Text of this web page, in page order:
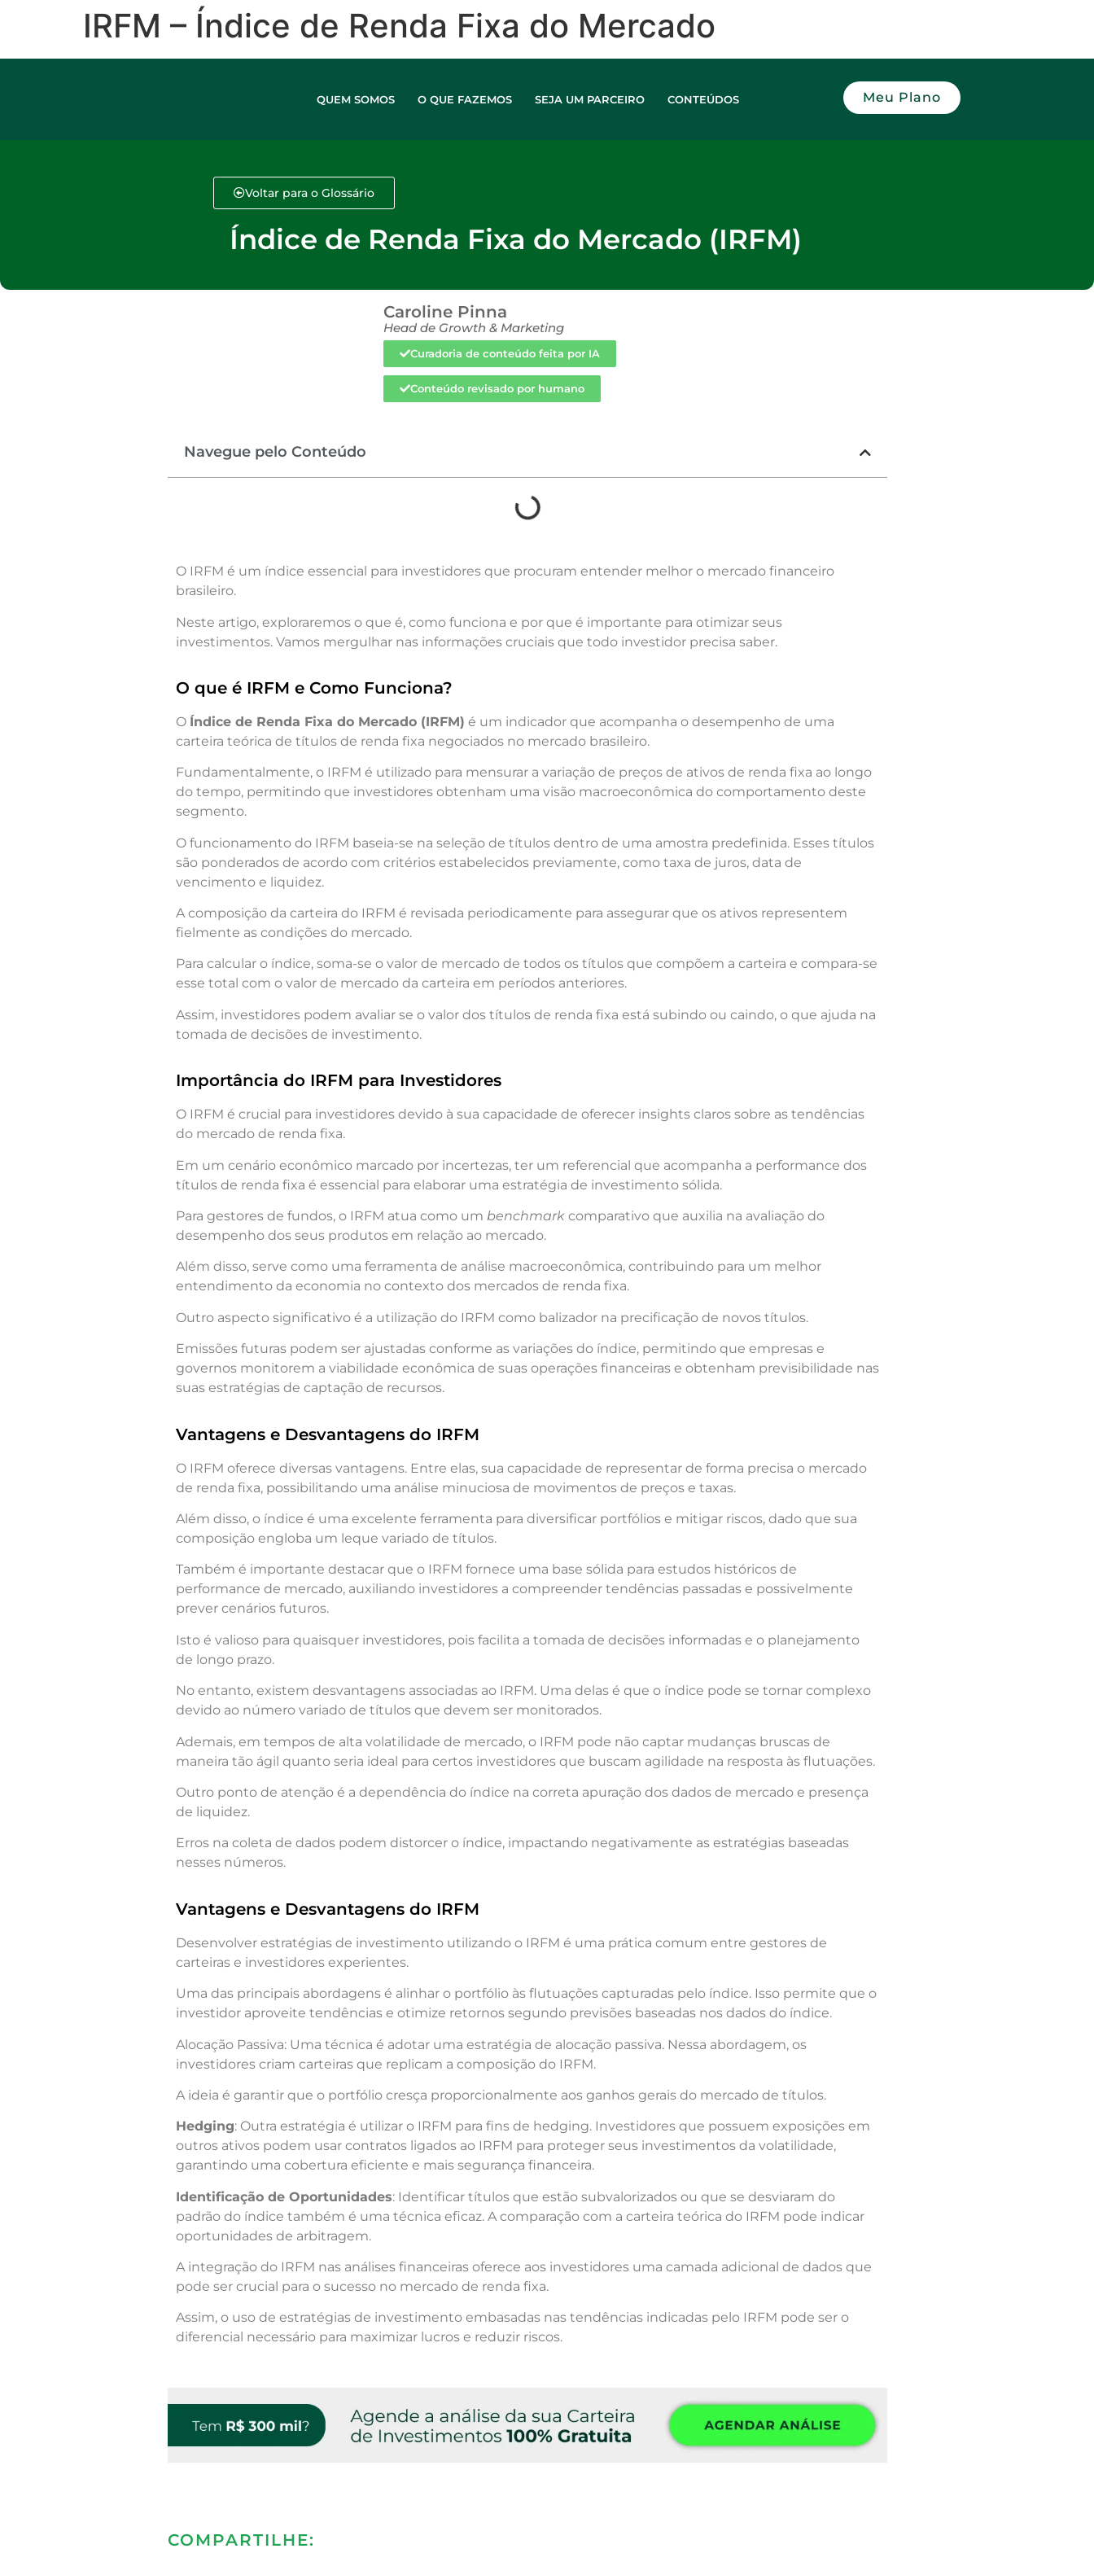
IRFM​ – Índice de Renda Fixa do Mercado
QUEM SOMOS O QUE FAZEMOS SEJA UM PARCEIRO CONTEÚDOS Meu Plano
Voltar para o Glossário
Índice de Renda Fixa do Mercado (IRFM)
Caroline Pinna
Head de Growth & Marketing
Curadoria de conteúdo feita por IA
Conteúdo revisado por humano
Navegue pelo Conteúdo
O IRFM é um índice essencial para investidores que procuram entender melhor o mercado financeiro
brasileiro.
Neste artigo, exploraremos o que é, como funciona e por que é importante para otimizar seus
investimentos. Vamos mergulhar nas informações cruciais que todo investidor precisa saber.
O que é IRFM e Como Funciona?
O Índice de Renda Fixa do Mercado (IRFM) é um indicador que acompanha o desempenho de uma
carteira teórica de títulos de renda fixa negociados no mercado brasileiro.
Fundamentalmente, o IRFM é utilizado para mensurar a variação de preços de ativos de renda fixa ao longo
do tempo, permitindo que investidores obtenham uma visão macroeconômica do comportamento deste
segmento.
O funcionamento do IRFM baseia-se na seleção de títulos dentro de uma amostra predefinida. Esses títulos
são ponderados de acordo com critérios estabelecidos previamente, como taxa de juros, data de
vencimento e liquidez.
A composição da carteira do IRFM é revisada periodicamente para assegurar que os ativos representem
fielmente as condições do mercado.
Para calcular o índice, soma-se o valor de mercado de todos os títulos que compõem a carteira e compara-se
esse total com o valor de mercado da carteira em períodos anteriores.
Assim, investidores podem avaliar se o valor dos títulos de renda fixa está subindo ou caindo, o que ajuda na
tomada de decisões de investimento.
Importância do IRFM para Investidores
O IRFM é crucial para investidores devido à sua capacidade de oferecer insights claros sobre as tendências
do mercado de renda fixa.
Em um cenário econômico marcado por incertezas, ter um referencial que acompanha a performance dos
títulos de renda fixa é essencial para elaborar uma estratégia de investimento sólida.
Para gestores de fundos, o IRFM atua como um benchmarkcomparativo que auxilia na avaliação do
desempenho dos seus produtos em relação ao mercado.
Além disso, serve como uma ferramenta de análise macroeconômica, contribuindo para um melhor
entendimento da economia no contexto dos mercados de renda fixa.
Outro aspecto significativo é a utilização do IRFM como balizador na precificação de novos títulos.
Emissões futuras podem ser ajustadas conforme as variações do índice, permitindo que empresas e
governos monitorem a viabilidade econômica de suas operações financeiras e obtenham previsibilidade nas
suas estratégias de captação de recursos.
Vantagens e Desvantagens do IRFM
O IRFM oferece diversas vantagens. Entre elas, sua capacidade de representar de forma precisa o mercado
de renda fixa, possibilitando uma análise minuciosa de movimentos de preços e taxas.
Além disso, o índice é uma excelente ferramenta para diversificar portfólios e mitigar riscos, dado que sua
composição engloba um leque variado de títulos.
Também é importante destacar que o IRFM fornece uma base sólida para estudos históricos de
performance de mercado, auxiliando investidores a compreender tendências passadas e possivelmente
prever cenários futuros.
Isto é valioso para quaisquer investidores, pois facilita a tomada de decisões informadas e o planejamento
de longo prazo.
No entanto, existem desvantagens associadas ao IRFM. Uma delas é que o índice pode se tornar complexo
devido ao número variado de títulos que devem ser monitorados.
Ademais, em tempos de alta volatilidade de mercado, o IRFM pode não captar mudanças bruscas de
maneira tão ágil quanto seria ideal para certos investidores que buscam agilidade na resposta às flutuações.
Outro ponto de atenção é a dependência do índice na correta apuração dos dados de mercado e presença
de liquidez.
Erros na coleta de dados podem distorcer o índice, impactando negativamente as estratégias baseadas
nesses números.
Vantagens e Desvantagens do IRFM
Desenvolver estratégias de investimento utilizando o IRFM é uma prática comum entre gestores de
carteiras e investidores experientes.
Uma das principais abordagens é alinhar o portfólio às flutuações capturadas pelo índice. Isso permite que o
investidor aproveite tendências e otimize retornos segundo previsões baseadas nos dados do índice.
Alocação Passiva: Uma técnica é adotar uma estratégia de alocação passiva. Nessa abordagem, os
investidores criam carteiras que replicam a composição do IRFM.
A ideia é garantir que o portfólio cresça proporcionalmente aos ganhos gerais do mercado de títulos.
Hedging: Outra estratégia é utilizar o IRFM para fins de hedging. Investidores que possuem exposições em
outros ativos podem usar contratos ligados ao IRFM para proteger seus investimentos da volatilidade,
garantindo uma cobertura eficiente e mais segurança financeira.
Identificação de Oportunidades: Identificar títulos que estão subvalorizados ou que se desviaram do
padrão do índice também é uma técnica eficaz. A comparação com a carteira teórica do IRFM pode indicar
oportunidades de arbitragem.
A integração do IRFM nas análises financeiras oferece aos investidores uma camada adicional de dados que
pode ser crucial para o sucesso no mercado de renda fixa.
Assim, o uso de estratégias de investimento embasadas nas tendências indicadas pelo IRFM pode ser o
diferencial necessário para maximizar lucros e reduzir riscos.
COMPARTILHE: